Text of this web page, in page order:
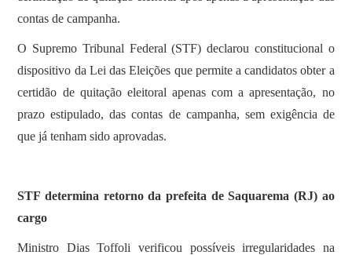
contas de campanha.
O Supremo Tribunal Federal (STF) declarou constitucional o
dispositivo da Lei das Eleições que permite a candidatos obter a
certidão de quitação eleitoral apenas com a apresentação, no
prazo estipulado, das contas de campanha, sem exigência de
que já tenham sido aprovadas.
STF determina retorno da prefeita de Saquarema (RJ) ao
cargo
Ministro Dias Toffoli verificou possíveis irregularidades na